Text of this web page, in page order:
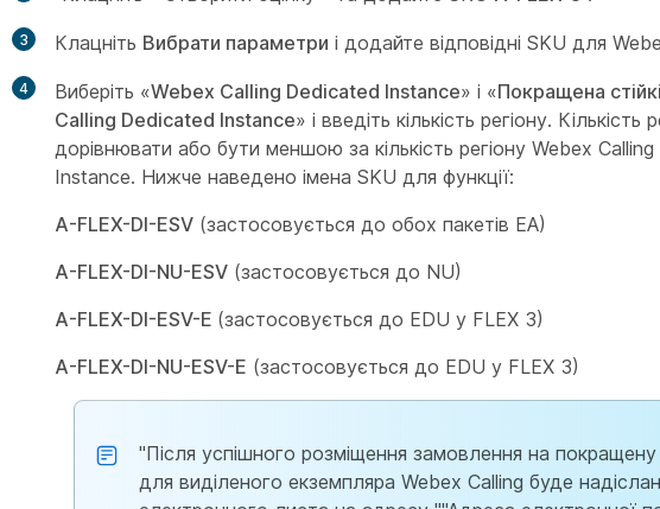
3 Клацніть Вибрати параметри і додайте відповідні SKU для
4 Виберіть «Webex Calling Dedicated Instance» і «Покращена
Calling Dedicated Instance» і введіть кількість регіону. Кількість
дорівнювати або бути меншою за кількість регіону Webex
Instance. Нижче наведено імена SKU для функції:
A-FLEX-DI-ESV (застосовується до обох пакетів EA)
A-FLEX-DI-NU-ESV (застосовується до NU)
A-FLEX-DI-ESV-E (застосовується до EDU у FLEX 3)
A-FLEX-DI-NU-ESV-E (застосовується до EDU у FLEX 3)
"Після успішного розміщення замовлення на покращену
для виділеного екземпляра Webex Calling буде